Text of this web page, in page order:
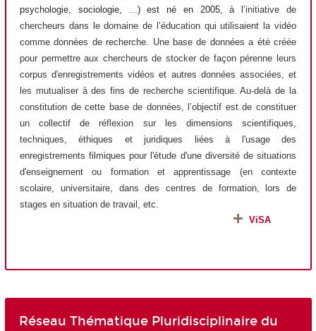
psychologie, sociologie, ...) est né en 2005,à l’initiative de
chercheurs dans le domaine de l’éducation qui utilisaient la vidéo
comme données de recherche. Une base de données a été créée
pour permettre aux chercheurs de stocker de façon pérenne leurs
corpus d'enregistrements vidéos et autres données associées, et
les mutualiser à des fins de recherche scientifique. Au-delà de la
constitution de cette base de données, l’objectif est de constituer
un collectif de réflexion sur les dimensions scientifiques,
techniques, éthiques et juridiques liées à l'usage des
enregistrements filmiques pour l'étude d'une diversité de situations
d'enseignement ou formation et apprentissage (en contexte
scolaire, universitaire, dans des centres de formation, lors de
stages en situation de travail, etc.
ViSA
Réseau Thématique Pluridisciplinaire du